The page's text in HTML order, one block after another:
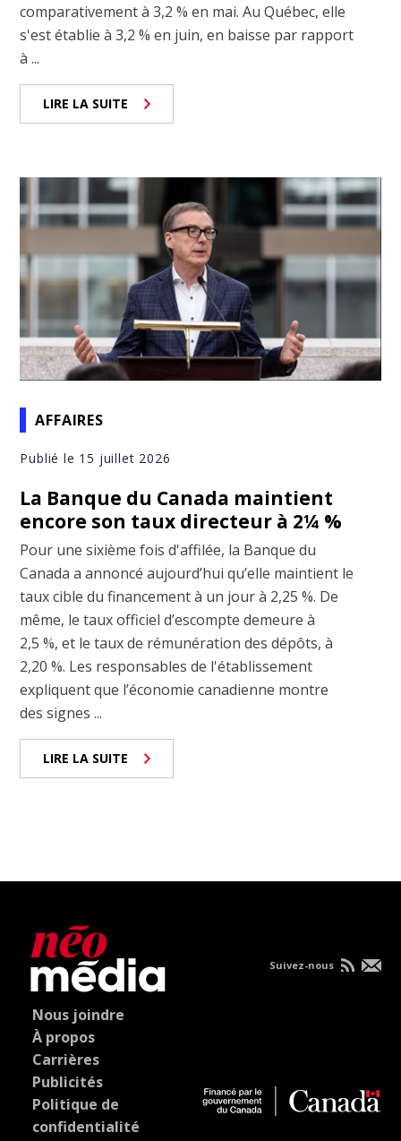
comparativement à 3,2 % en mai. Au Québec, elle
s'est établie à 3,2 % en juin, en baisse par rapport
à ...
LIRE LA SUITE
AFFAIRES
Publié le 15 juillet 2026
La Banque du Canada maintient
encore son taux directeur à 2¼ %
Pour une sixième fois d'affilée, la Banque du
Canada a annoncé aujourd’hui qu’elle maintient le
taux cible du financement à un jour à 2,25 %. De
même, le taux officiel d’escompte demeure à
2,5 %, et le taux de rémunération des dépôts, à
2,20 %. Les responsables de l'établissement
expliquent que l’économie canadienne montre
des signes ...
LIRE LA SUITE
Nous joindre
À propos
Carrières
Publicités
Politique de
confidentialité
Suivez-nous